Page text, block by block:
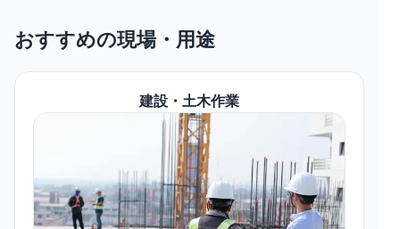
おすすめの現場・用途
建設・土木作業